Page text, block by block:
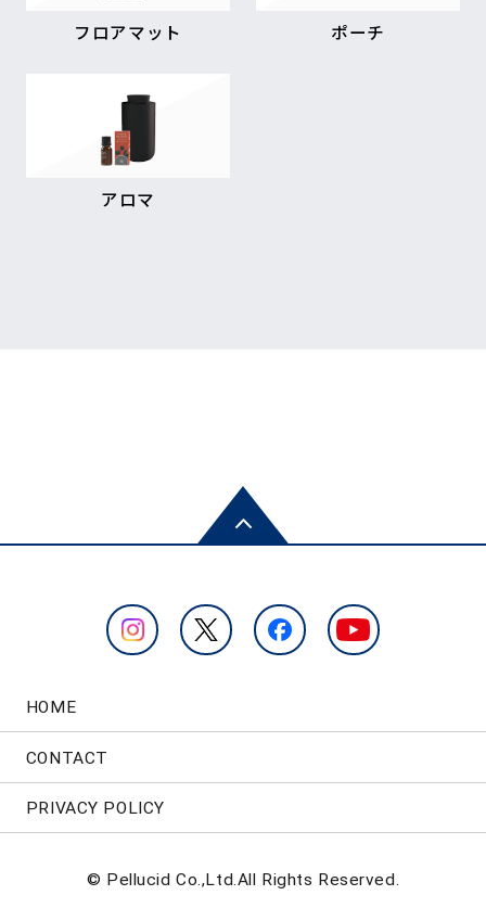
フロアマット ポーチ
アロマ
HOME
CONTACT
PRIVACY POLICY
© Pellucid Co.,Ltd.All Rights Reserved.